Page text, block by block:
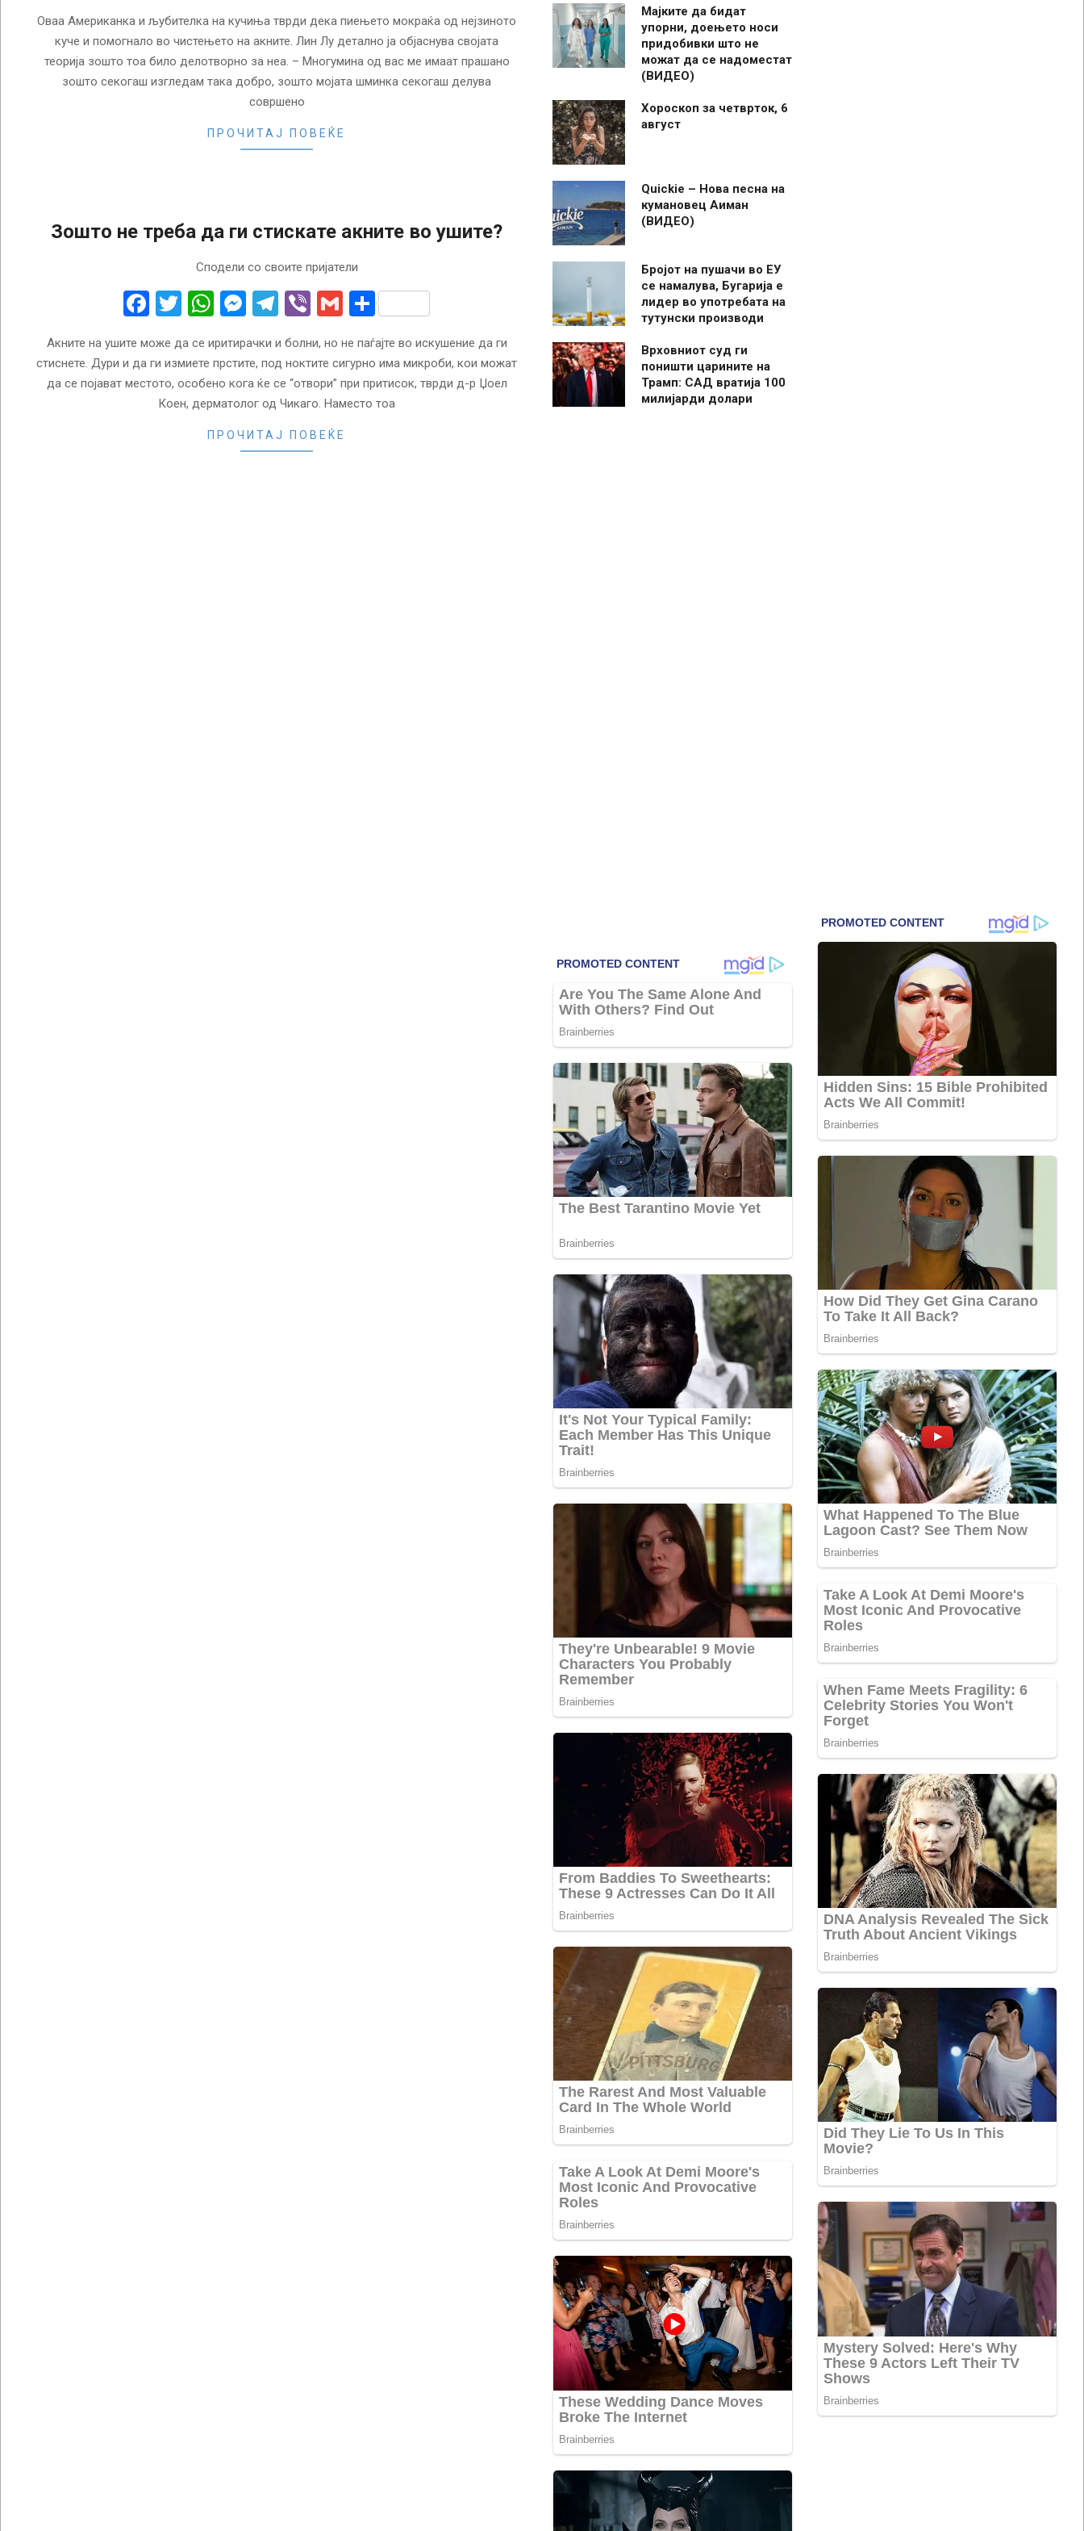
Оваа Американка и љубителка на кучиња тврди дека пиењето мокраќа од нејзиното
куче и помогнало во чистењето на акните. Лин Лу детално ја објаснува својата
теорија зошто тоа било делотворно за неа. – Многумина од вас ме имаат прашано
зошто секогаш изгледам така добро, зошто мојата шминка секогаш делува
совршено
ПРОЧИТАЈ ПОВЕЌЕ
Зошто не треба да ги стискате акните во ушите?
Сподели со своите пријатели
Facebook
Twitter
WhatsApp
Messenger
Telegram
ViberGmailShare
Акните на ушите може да се иритирачки и болни, но не паѓајте во искушение да ги
стиснете. Дури и да ги измиете прстите, под ноктите сигурно има микроби, кои можат
да се појават местото, особено кога ќе се “отвори” при притисок, тврди д-р Џоел
Коен, дерматолог од Чикаго. Наместо тоа
ПРОЧИТАЈ ПОВЕЌЕ
Мајките да бидат
упорни, доењето носи
придобивки што не
можат да се надоместат
(ВИДЕО)
Хороскоп за четврток, 6
август
Quickie – Нова песна на
кумановец Аиман
(ВИДЕО)
Бројот на пушачи во ЕУ
се намалува, Бугарија е
лидер во употребата на
тутунски производи
Врховниот суд ги
поништи царините на
Трамп: САД вратија 100
милијарди долари